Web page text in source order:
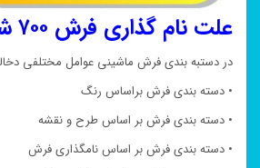
علت نام گذاری فرش ۷۰۰ شانه ماشینی:
در دستبه بندی فرش ماشینی عوامل مختلفی
• دسته بندی فرش براساس رنگ
• دسته بندی فرش بر اساس طرح و نقشه
• دسته بندی فرش بر اساس نامگذاری فرش